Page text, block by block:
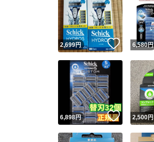
2,699円 いいね！
6,580円
6,898円 いいね！
2,500円